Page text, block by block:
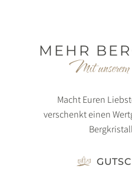
MEHR
Mit unserem
Macht Euren
verschenkt einen